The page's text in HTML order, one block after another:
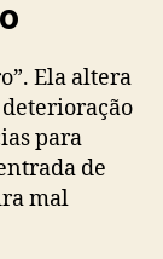
Ela altera
para
de
mal